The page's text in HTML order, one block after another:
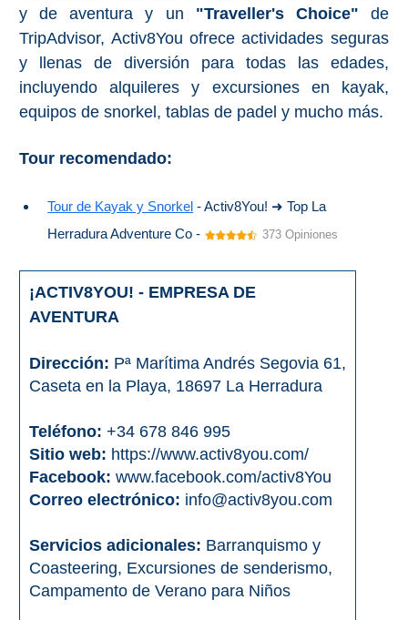
y de aventura y un "Traveller's Choice" de
TripAdvisor, Activ8You ofrece actividades seguras
y llenas de diversión para todas las edades,
incluyendo alquileres y excursiones en kayak,
equipos de snorkel, tablas de padel y mucho más.
Tour recomendado:
Tour de Kayak y Snorkel - Activ8You! ➜ Top La
Herradura Adventure Co -
373 Opiniones
¡ACTIV8YOU! - EMPRESA DE
AVENTURA
Dirección: Pª Marítima Andrés Segovia 61,
Caseta en la Playa, 18697 La Herradura
Teléfono: +34 678 846 995
Sitio web: https://www.activ8you.com/
Facebook: www.facebook.com/activ8You
Correo electrónico: info@activ8you.com
Servicios adicionales: Barranquismo y
Coasteering, Excursiones de senderismo,
Campamento de Verano para Niños